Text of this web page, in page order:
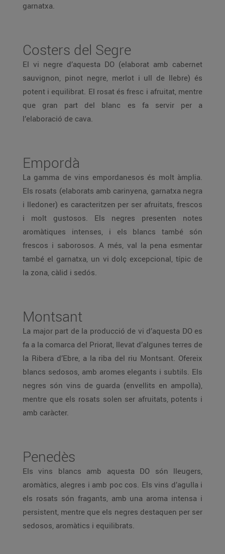
garnatxa.
Costers del Segre
El vi negre d’aquesta DO (elaborat amb cabernet
sauvignon, pinot negre, merlot i ull de llebre) és
potent i equilibrat. El rosat és fresc i afruitat, mentre
que gran part del blanc es fa servir per a
l’elaboració de cava.
Empordà
La gamma de vins empordanesos és molt àmplia.
Els rosats (elaborats amb carinyena, garnatxa negra
i lledoner) es caracteritzen per ser afruitats, frescos
i molt gustosos. Els negres presenten notes
aromàtiques intenses, i els blancs també són
frescos i saborosos. A més, val la pena esmentar
també el garnatxa, un vi dolç excepcional, típic de
la zona, càlid i sedós.
Montsant
La major part de la producció de vi d’aquesta DO es
fa a la comarca del Priorat, llevat d’algunes terres de
la Ribera d’Ebre, a la riba del riu Montsant. Ofereix
blancs sedosos, amb aromes elegants i subtils. Els
negres són vins de guarda (envellits en ampolla),
mentre que els rosats solen ser afruitats, potents i
amb caràcter.
Penedès
Els vins blancs amb aquesta DO són lleugers,
aromàtics, alegres i amb poc cos. Els vins d’agulla i
els rosats són fragants, amb una aroma intensa i
persistent, mentre que els negres destaquen per ser
sedosos, aromàtics i equilibrats.